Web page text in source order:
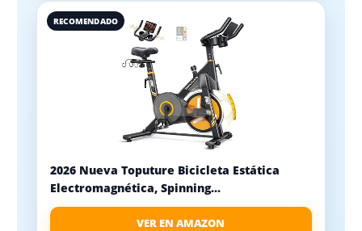
RECOMENDADO
2026 Nueva Toputure Bicicleta Estática
Electromagnética, Spinning...
VER EN AMAZON